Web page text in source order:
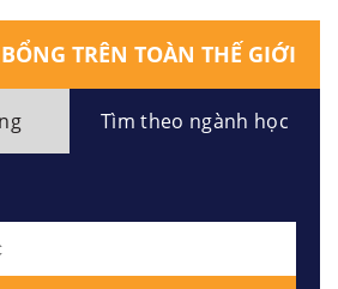
TRÊN TOÀN THẾ GIỚI
Tìm theo ngành học